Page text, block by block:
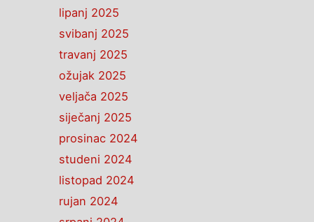
lipanj 2025
svibanj 2025
travanj 2025
ožujak 2025
veljača 2025
siječanj 2025
prosinac 2024
studeni 2024
listopad 2024
rujan 2024